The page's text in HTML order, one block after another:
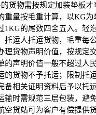
货物需按规定加装垫板才
重量按毛重计算，以KG
1KG的尾数四舍五入。轻
托运人托运货物，毛重每
理货物声明价值，按规定
的声明价值一般不超过人
的货物不予托运；限制托
备相关证明资料后予以托
输时需规范三层包装，避
空货站可为客户有偿提供